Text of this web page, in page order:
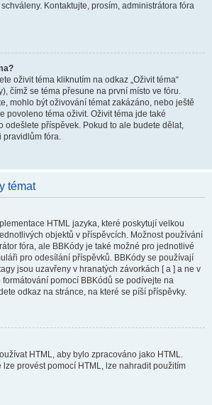
Kontaktujte, prosím, administrátora fóra
oživit téma kliknutím na odkaz „Oživit téma“
čímž se téma přesune na první místo ve fóru.
mohlo být oživování témat zakázáno, nebo ještě
povoleno téma oživit. Oživit téma jde také
odešlete příspěvek. Pokud to ale budete dělat,
pravidlům fóra.
témat
HTML jazyka, které poskytují velkou
objektů v příspěvcích. Možnost používání
fóra, ale BBKódy je také možné pro jednotlivé
pro odesílání příspěvků. BBKódy se používají
jsou uzavřeny v hranatých závorkách [ a ] a ne v
formátování pomocí BBKódů se podívejte na
odkaz na stránce, na které se píší příspěvky.
HTML, aby bylo zpracováno jako HTML.
lze provést pomocí HTML, lze nahradit použitím